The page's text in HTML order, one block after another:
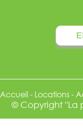
Accueil- Locations-
© Copyright "La